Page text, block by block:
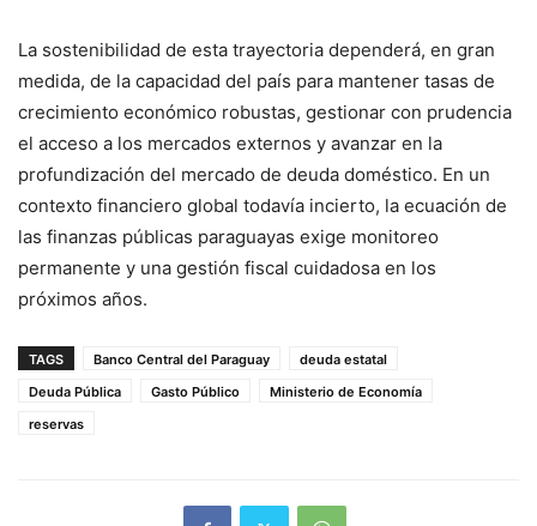
La sostenibilidad de esta trayectoria dependerá, en gran
medida, de la capacidad del país para mantener tasas de
crecimiento económico robustas, gestionar con prudencia
el acceso a los mercados externos y avanzar en la
profundización del mercado de deuda doméstico. En un
contexto financiero global todavía incierto, la ecuación de
las finanzas públicas paraguayas exige monitoreo
permanente y una gestión fiscal cuidadosa en los
próximos años.
TAGS Banco Central del Paraguay
deuda estatal
Deuda Pública
Gasto Público
Ministerio de Economía
reservas